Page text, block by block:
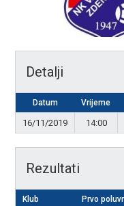
Detalji
Datum Vrijeme
16/11/2019 14:00
Rezultati
Klub Prvo